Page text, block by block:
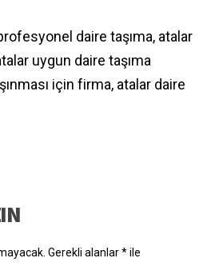
daire taşıma, atalar
uygun daire taşıma
için firma, atalar daire
Gerekli alanlar*ile